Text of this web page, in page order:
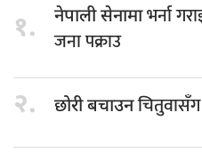
१. नेपाली सेनामाभर्ना
जना पक्राउ
२. छोरी बचाउन